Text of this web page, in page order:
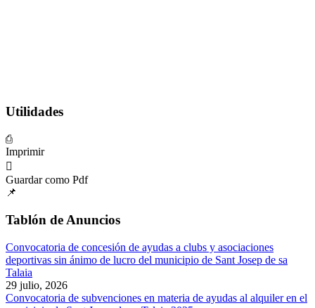
Utilidades
Imprimir
Guardar como Pdf
Tablón de Anuncios
Convocatoria de concesión de ayudas a clubs y asociaciones
deportivas sin ánimo de lucro del municipio de Sant Josep de sa
Talaia
29 julio, 2026
Convocatoria de subvenciones en materia de ayudas al alquiler en el